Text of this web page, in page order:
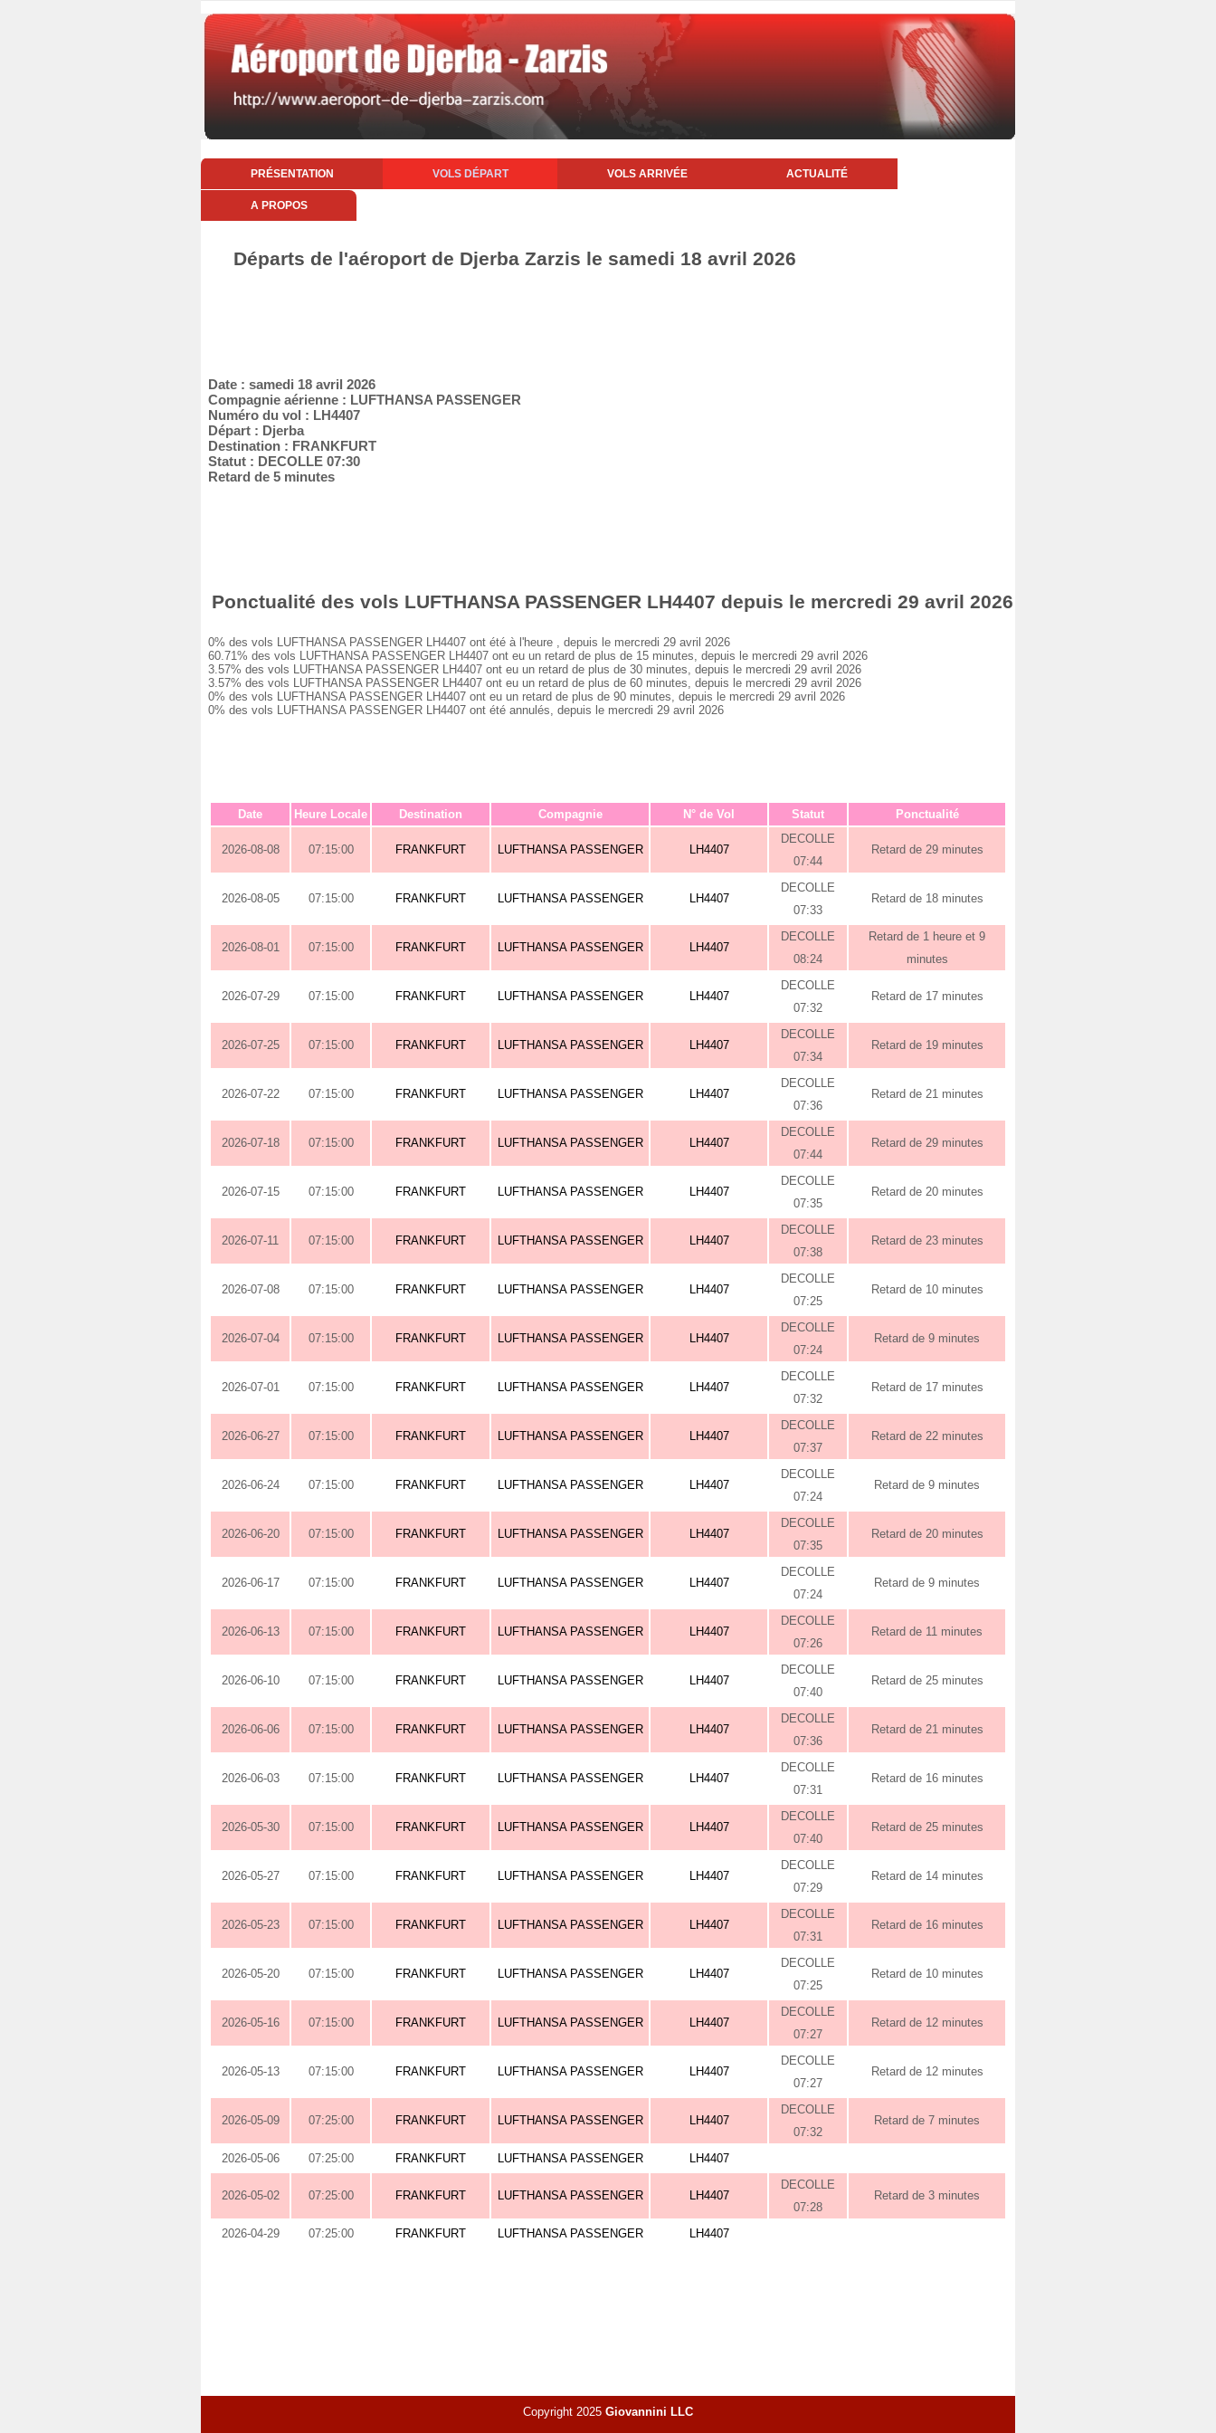
PRÉSENTATION VOLS DÉPART VOLS ARRIVÉE ACTUALITÉ
A PROPOS
Départs de l'aéroport de Djerba Zarzis le samedi 18 avril 2026
Date : samedi 18 avril 2026
Compagnie aérienne : LUFTHANSA PASSENGER
Numéro du vol : LH4407
Départ : Djerba
Destination : FRANKFURT
Statut : DECOLLE 07:30
Retard de 5 minutes
Ponctualité des vols LUFTHANSA PASSENGER LH4407 depuis le mercredi 29 avril 2026
0% des vols LUFTHANSA PASSENGER LH4407 ont été à l'heure , depuis le mercredi 29 avril 2026
60.71% des vols LUFTHANSA PASSENGER LH4407 ont eu un retard de plus de 15 minutes, depuis le mercredi 29 avril 2026
3.57% des vols LUFTHANSA PASSENGER LH4407 ont eu un retard de plus de 30 minutes, depuis le mercredi 29 avril 2026
3.57% des vols LUFTHANSA PASSENGER LH4407 ont eu un retard de plus de 60 minutes, depuis le mercredi 29 avril 2026
0% des vols LUFTHANSA PASSENGER LH4407 ont eu un retard de plus de 90 minutes, depuis le mercredi 29 avril 2026
0% des vols LUFTHANSA PASSENGER LH4407 ont été annulés, depuis le mercredi 29 avril 2026
Date Heure Locale Destination Compagnie N° de Vol Statut Ponctualité
2026-08-08 07:15:00 FRANKFURT LUFTHANSA PASSENGER LH4407
DECOLLE
07:44
Retard de 29 minutes
2026-08-05 07:15:00 FRANKFURT LUFTHANSA PASSENGER LH4407
DECOLLE
07:33
Retard de 18 minutes
2026-08-01 07:15:00 FRANKFURT LUFTHANSA PASSENGER LH4407
DECOLLE
08:24
Retard de 1 heure et 9
minutes
2026-07-29 07:15:00 FRANKFURT LUFTHANSA PASSENGER LH4407
DECOLLE
07:32
Retard de 17 minutes
2026-07-25 07:15:00 FRANKFURT LUFTHANSA PASSENGER LH4407
DECOLLE
07:34
Retard de 19 minutes
2026-07-22 07:15:00 FRANKFURT LUFTHANSA PASSENGER LH4407
DECOLLE
07:36
Retard de 21 minutes
2026-07-18 07:15:00 FRANKFURT LUFTHANSA PASSENGER LH4407
DECOLLE
07:44
Retard de 29 minutes
2026-07-15 07:15:00 FRANKFURT LUFTHANSA PASSENGER LH4407
DECOLLE
07:35
Retard de 20 minutes
2026-07-11 07:15:00 FRANKFURT LUFTHANSA PASSENGER LH4407
DECOLLE
07:38
Retard de 23 minutes
2026-07-08 07:15:00 FRANKFURT LUFTHANSA PASSENGER LH4407
DECOLLE
07:25
Retard de 10 minutes
2026-07-04 07:15:00 FRANKFURT LUFTHANSA PASSENGER LH4407
DECOLLE
07:24
Retard de 9 minutes
2026-07-01 07:15:00 FRANKFURT LUFTHANSA PASSENGER LH4407
DECOLLE
07:32
Retard de 17 minutes
2026-06-27 07:15:00 FRANKFURT LUFTHANSA PASSENGER LH4407
DECOLLE
07:37
Retard de 22 minutes
2026-06-24 07:15:00 FRANKFURT LUFTHANSA PASSENGER LH4407
DECOLLE
07:24
Retard de 9 minutes
2026-06-20 07:15:00 FRANKFURT LUFTHANSA PASSENGER LH4407
DECOLLE
07:35
Retard de 20 minutes
2026-06-17 07:15:00 FRANKFURT LUFTHANSA PASSENGER LH4407
DECOLLE
07:24
Retard de 9 minutes
2026-06-13 07:15:00 FRANKFURT LUFTHANSA PASSENGER LH4407
DECOLLE
07:26
Retard de 11 minutes
2026-06-10 07:15:00 FRANKFURT LUFTHANSA PASSENGER LH4407
DECOLLE
07:40
Retard de 25 minutes
2026-06-06 07:15:00 FRANKFURT LUFTHANSA PASSENGER LH4407
DECOLLE
07:36
Retard de 21 minutes
2026-06-03 07:15:00 FRANKFURT LUFTHANSA PASSENGER LH4407
DECOLLE
07:31
Retard de 16 minutes
2026-05-30 07:15:00 FRANKFURT LUFTHANSA PASSENGER LH4407
DECOLLE
07:40
Retard de 25 minutes
2026-05-27 07:15:00 FRANKFURT LUFTHANSA PASSENGER LH4407
DECOLLE
07:29
Retard de 14 minutes
2026-05-23 07:15:00 FRANKFURT LUFTHANSA PASSENGER LH4407
DECOLLE
07:31
Retard de 16 minutes
2026-05-20 07:15:00 FRANKFURT LUFTHANSA PASSENGER LH4407
DECOLLE
07:25
Retard de 10 minutes
2026-05-16 07:15:00 FRANKFURT LUFTHANSA PASSENGER LH4407
DECOLLE
07:27
Retard de 12 minutes
2026-05-13 07:15:00 FRANKFURT LUFTHANSA PASSENGER LH4407
DECOLLE
07:27
Retard de 12 minutes
2026-05-09 07:25:00 FRANKFURT LUFTHANSA PASSENGER LH4407
DECOLLE
07:32
Retard de 7 minutes
2026-05-06 07:25:00 FRANKFURT LUFTHANSA PASSENGER LH4407
2026-05-02 07:25:00 FRANKFURT LUFTHANSA PASSENGER LH4407
DECOLLE
07:28
Retard de 3 minutes
2026-04-29 07:25:00 FRANKFURT LUFTHANSA PASSENGER LH4407
Copyright 2025 Giovannini LLC